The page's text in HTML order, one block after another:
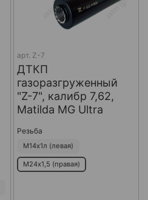
арт. Z-7
ДТКП
газоразгруженный
"Z-7", калибр 7,62,
Matilda MG Ultra
Резьба
М14х1л (левая)
М24х1,5 (правая)